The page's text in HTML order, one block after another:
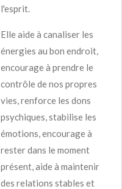
l'esprit.
Elle aide à canaliser les
énergies au bon endroit,
encourage à prendre le
contrôle de nos propres
vies, renforce les dons
psychiques, stabilise les
émotions, encourage à
rester dans le moment
présent, aide à maintenir
des relations stables et